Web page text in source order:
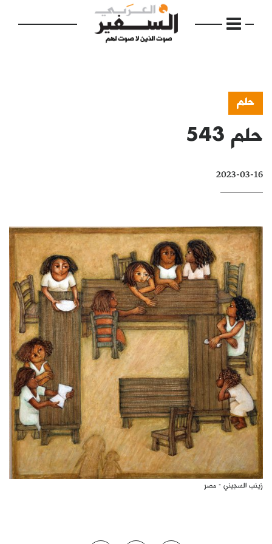
الرئيسية
إفتتاحية
دفاتر
بالصورة
كتّابنا
الأرشيف
حلم
حلم 543
2023-03-16
زينب السجيني - مصر